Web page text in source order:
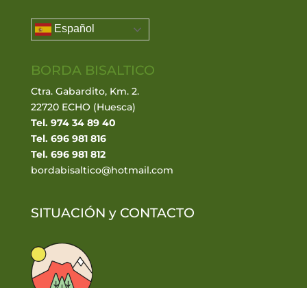
Español
BORDA BISALTICO
Ctra. Gabardito, Km. 2.
22720 ECHO (Huesca)
Tel. 974 34 89 40
Tel. 696 981 816
Tel. 696 981 812
bordabisaltico@hotmail.com
SITUACIÓN y CONTACTO